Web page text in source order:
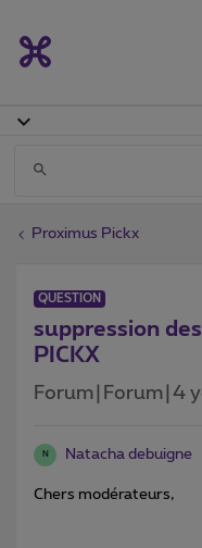
Proximus Pickx
QUESTION
suppression
PICKX
Forum|Forum|4
N Natacha debuigne
Chers modérateurs,